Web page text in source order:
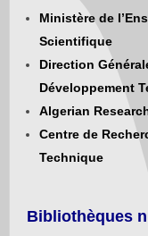
Ministère de
Scientifique
Direction
Développement
Algerian
Centre de
Technique
Bibliothèques